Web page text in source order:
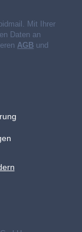
Mit Ihrer
Daten an
AGB und